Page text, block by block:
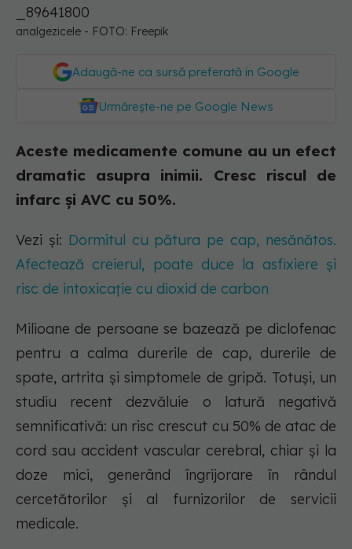
analgezicele - FOTO: Freepik
Adaugă-ne ca sursă preferată în Google
Urmărește-ne pe Google News
Aceste medicamente comune au un efect
dramatic asupra inimii. Cresc riscul de
infarc și AVC cu 50%.
Vezi și: Dormitul cu pătura pe cap, nesănătos.
Afectează creierul, poate duce la asfixiere și
risc de intoxicație cu dioxid de carbon
Milioane de persoane se bazează pe diclofenac
pentru a calma durerile de cap, durerile de
spate, artrita și simptomele de gripă. Totuși, un
studiu recent dezvăluie o latură negativă
semnificativă: un risc crescut cu 50% de atac de
cord sau accident vascular cerebral, chiar și la
doze mici, generând îngrijorare în rândul
cercetătorilor și al furnizorilor de servicii
medicale.